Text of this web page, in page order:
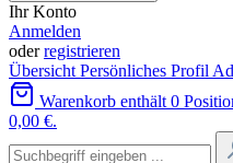
Ihr Konto
Anmelden
oderregistrieren
Übersicht Persönliches Profil
Warenkorb enthält 0
0,00 €.